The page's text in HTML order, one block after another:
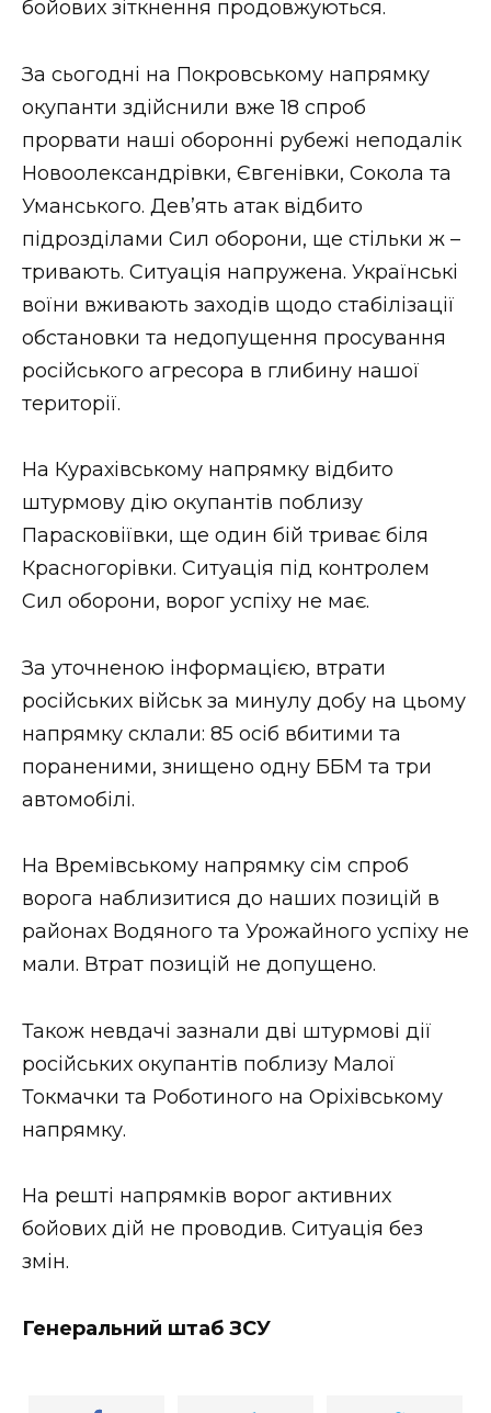
бойових зіткнення продовжуються.
За сьогодні на Покровському напрямку
окупанти здійснили вже 18 спроб
прорвати наші оборонні рубежі неподалік
Новоолександрівки, Євгенівки, Сокола та
Уманського. Дев’ять атак відбито
підрозділами Сил оборони, ще стільки ж –
тривають. Ситуація напружена. Українські
воїни вживають заходів щодо стабілізації
обстановки та недопущення просування
російського агресора в глибину нашої
території.
На Курахівському напрямку відбито
штурмову дію окупантів поблизу
Парасковіївки, ще один бій триває біля
Красногорівки. Ситуація під контролем
Сил оборони, ворог успіху не має.
За уточненою інформацією, втрати
російських військ за минулу добу на цьому
напрямку склали: 85 осіб вбитими та
пораненими, знищено одну ББМ та три
автомобілі.
На Времівському напрямку сім спроб
ворога наблизитися до наших позицій в
районах Водяного та Урожайного успіху не
мали. Втрат позицій не допущено.
Також невдачі зазнали дві штурмові дії
російських окупантів поблизу Малої
Токмачки та Роботиного на Оріхівському
напрямку.
На решті напрямків ворог активних
бойових дій не проводив. Ситуація без
змін.
Генеральний штаб ЗСУ